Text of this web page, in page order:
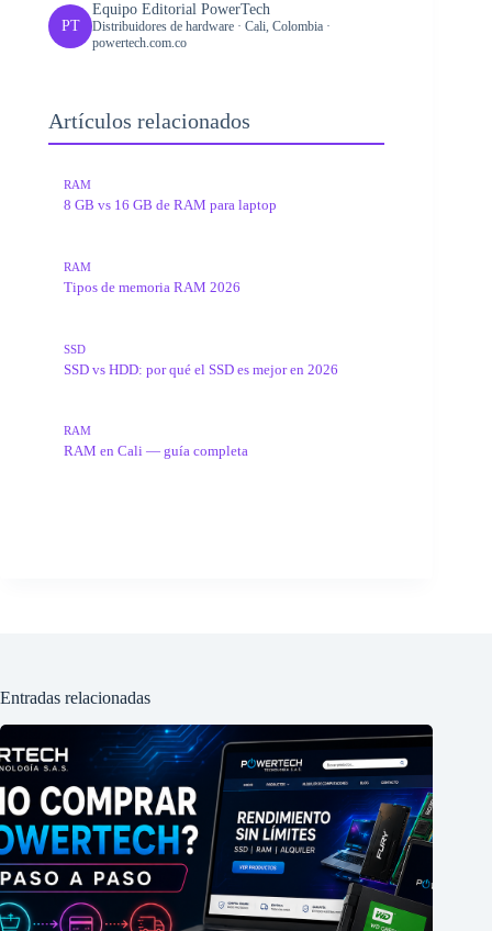
PT
Equipo Editorial PowerTech
Distribuidores de hardware · Cali, Colombia ·
powertech.com.co
Artículos relacionados
RAM
8 GB vs 16 GB de RAM para laptop
RAM
Tipos de memoria RAM 2026
SSD
SSD vs HDD: por qué el SSD es mejor en 2026
RAM
RAM en Cali — guía completa
Entradas relacionadas